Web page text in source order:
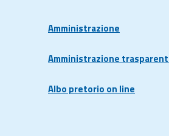
Amministrazione
Amministrazione
Albo pretorio on line